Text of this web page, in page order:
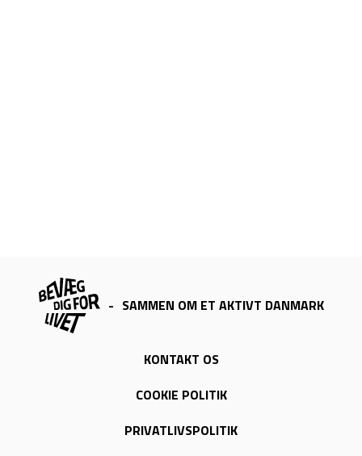
- SAMMEN OM ET AKTIVT DANMARK
KONTAKT OS
COOKIE POLITIK
PRIVATLIVSPOLITIK